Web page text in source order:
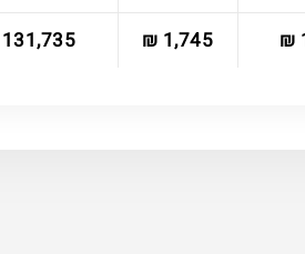
1,745 ₪
131,735 ₪